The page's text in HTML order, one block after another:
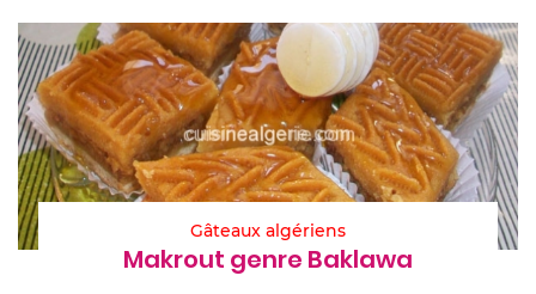
Gâteaux algériens
Makrout genre Baklawa